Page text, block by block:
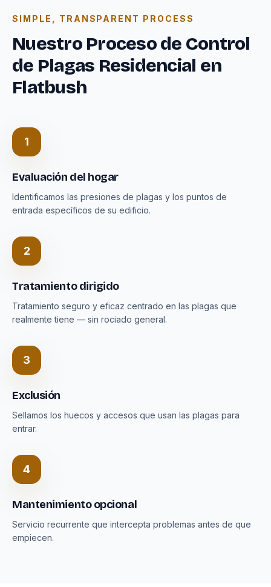
SIMPLE, TRANSPARENT PROCESS
Nuestro Proceso de Control
de Plagas Residencial en
Flatbush
1
Evaluación del hogar
Identificamos las presiones de plagas y los puntos de
entrada específicos de su edificio.
2
Tratamiento dirigido
Tratamiento seguro y eficaz centrado en las plagas que
realmente tiene — sin rociado general.
3
Exclusión
Sellamos los huecos y accesos que usan las plagas para
entrar.
4
Mantenimiento opcional
Servicio recurrente que intercepta problemas antes de que
empiecen.